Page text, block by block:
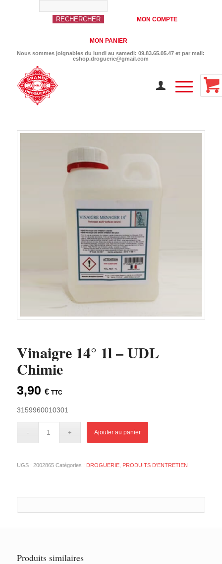
MON COMPTE
MON PANIER
Nous sommes joignables du lundi au samedi: 09.83.65.05.47 et par mail:
eshop.droguerie@gmail.com
Vinaigre 14° 1l – UDL
Chimie
3,90 € TTC
3159960010301
Ajouter au panier
UGS : 2002865 Catégories : DROGUERIE, PRODUITS D'ENTRETIEN
Produits similaires